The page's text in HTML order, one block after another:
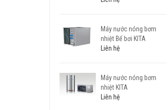
Máy nước nóng bơm
nhiệt Bể bơi KITA
Liên hệ
Máy nước nóng bơm
nhiệt KITA
Liên hệ